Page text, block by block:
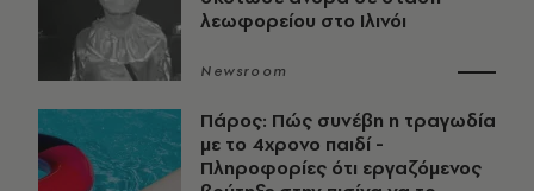
λεωφορείου στο Ιλινόι
Newsroom
Πάρος: Πώς συνέβη η τραγωδία
με το 4χρονο παιδί -
Πληροφορίες ότι εργαζόμενος